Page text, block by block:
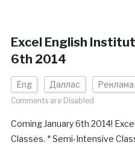
Excel English
6th 2014
Eng Даллас Реклама
Comments are Disabled
Coming January 6th 2014!
Classes. * Semi-Intensive